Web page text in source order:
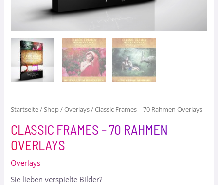
Startseite/ Shop/Overlays/ Classic Frames – 70 Rahmen Overlays
CLASSIC FRAMES – 70 RAHMEN
OVERLAYS
Overlays
Sie lieben verspielte Bilder?